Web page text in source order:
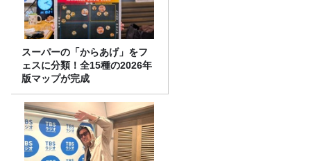
スーパーの「からあげ」をフ
ェスに分類！全15種の2026年
版マップが完成